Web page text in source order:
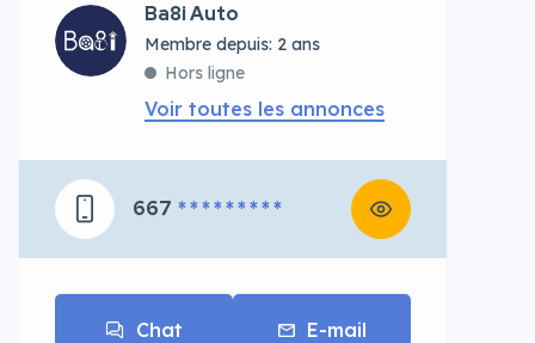
Ba8i Auto
Membre depuis: 2 ans
Hors ligne
Voir toutes les annonces
667 * * * * * * * * *
Chat E-mail